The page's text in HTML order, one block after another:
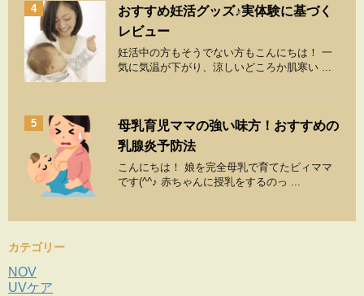
4
おすすめ妊活グッズ♪実体験に基づく
レビュー
妊活中の方もそうでない方もこんにちは！ 一
気に気温が下がり、涼しいどころか肌寒い ...
5
母乳育児ママの強い味方！おすすめの
乳腺炎予防法
こんにちは！ 娘を完全母乳で育てたピィママ
です(^^♪ 赤ちゃんに授乳をするのっ ...
カテゴリー
NOV
UVケア